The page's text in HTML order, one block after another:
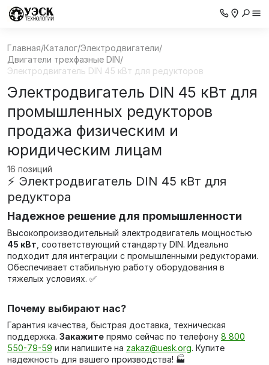
Главная/Каталог/Электродвигатели/
Двигатели трехфазные DIN/
Электродвигатель DIN 45 кВт для редукторов
Электродвигатель DIN 45 кВт для
промышленных редукторов
продажа физическим и
юридическим лицам
16 позиций
⚡ Электродвигатель DIN 45 кВт для
редуктора
Надежное решение для промышленности
Высокопроизводительный электродвигатель мощностью
45 кВт , соответствующий стандарту DIN. Идеально
подходит для интеграции с промышленными редукторами.
Обеспечивает стабильную работу оборудования в
тяжелых условиях. ✅
Почему выбирают нас?
Гарантия качества, быстрая доставка, техническая
поддержка. Закажите прямо сейчас по телефону 8 800
550-79-59 или напишите на zakaz@uesk.org. Купите
надежность для вашего производства! 🏭